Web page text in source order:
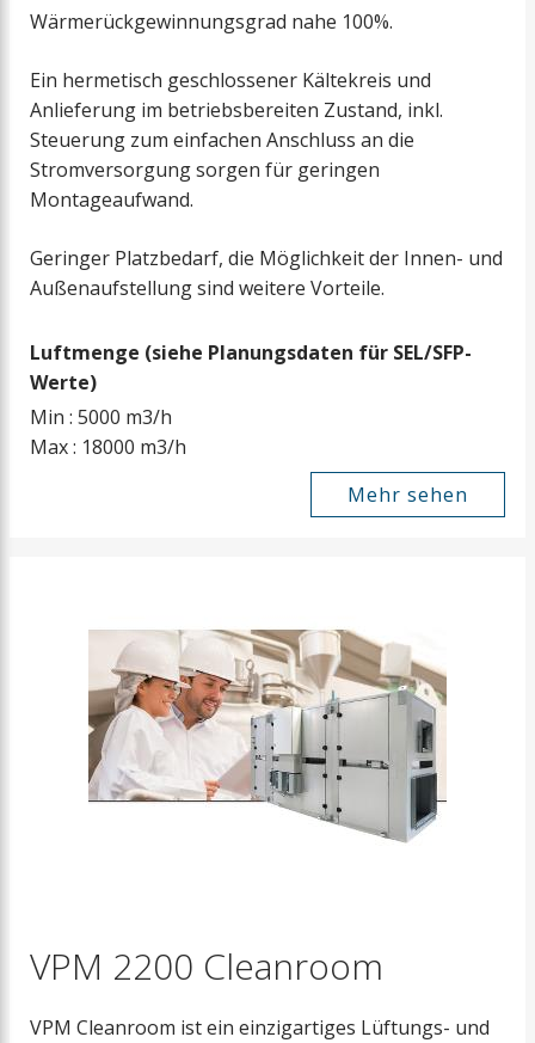
Wärmerückgewinnungsgrad nahe 100%.
Ein hermetisch geschlossener Kältekreis und
Anlieferung im betriebsbereiten Zustand, inkl.
Steuerung zum einfachen Anschluss an die
Stromversorgung sorgen für geringen
Montageaufwand.
Geringer Platzbedarf, die Möglichkeit der Innen- und
Außenaufstellung sind weitere Vorteile.
Luftmenge (siehe Planungsdaten für SEL/SFP-
Werte)
Min : 5000 m3/h
Max : 18000 m3/h
Mehr sehen
VPM 2200 Cleanroom
VPM Cleanroom ist ein einzigartiges Lüftungs- und